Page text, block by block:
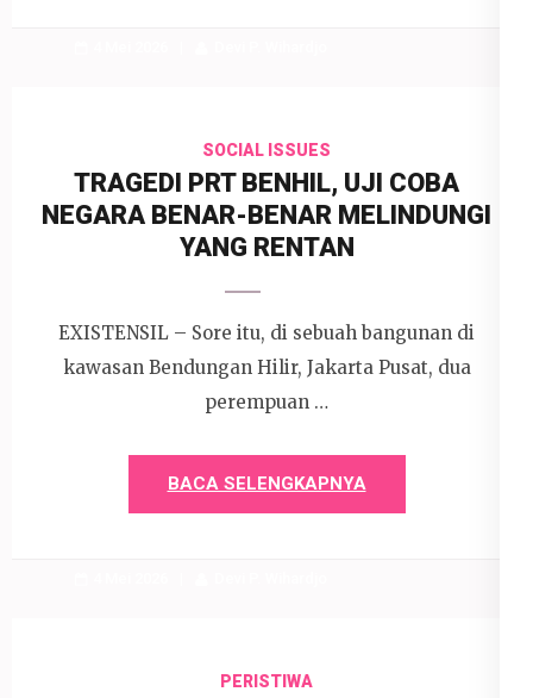
SOCIAL ISSUES
TRAGEDI PRT BENHIL, UJI COBA
NEGARA BENAR-BENAR MELINDUNGI
YANG RENTAN
EXISTENSIL – Sore itu, di sebuah bangunan di
kawasan Bendungan Hilir, Jakarta Pusat, dua
perempuan …
BACA SELENGKAPNYA
PERISTIWA